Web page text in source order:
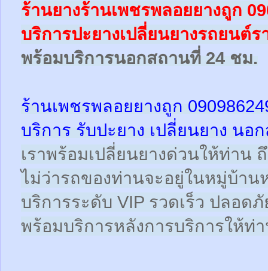
ร้านยางร้านเพชรพลอยยางถูก
บริการปะยางเปลี่ยนยางรถยนต์
พร้อมบริการนอกสถานที่ 24 ชม.
ร้านเพชรพลอยยางถูก
บริการ รับปะยาง เปลี่ยนยาง น
เราพร้อมเปลี่ยนยางด่วนให้ท่าน
ไม่ว่ารถของท่านจะอยู่ในหมู่บ้าน
บริการระดับ VIP รวดเร็ว ปลอด
พร้อมบริการหลังการบริการให้ท่